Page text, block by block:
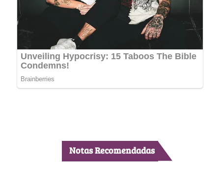
Notas Recomendadas